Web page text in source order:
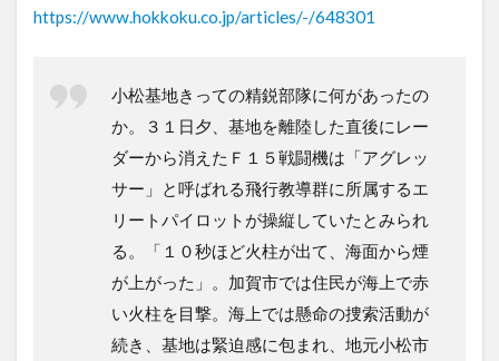
https://www.hokkoku.co.jp/articles/-/648301
小松基地きっての精鋭部隊に何があったの
か。３１日夕、基地を離陸した直後にレー
ダーから消えたＦ１５戦闘機は「アグレッ
サー」と呼ばれる飛行教導群に所属するエ
リートパイロットが操縦していたとみられ
る。「１０秒ほど火柱が出て、海面から煙
が上がった」。加賀市では住民が海上で赤
い火柱を目撃。海上では懸命の捜索活動が
続き、基地は緊迫感に包まれ、地元小松市